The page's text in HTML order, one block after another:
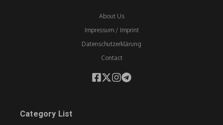
About Us
Impressum / Imprint
Datenschutzerklärung
Contact
Category List